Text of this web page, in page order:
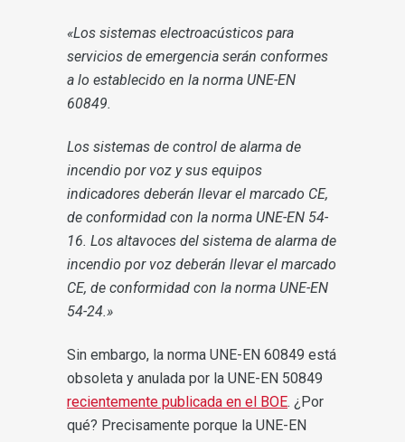
«Los sistemas electroacústicos para
servicios de emergencia serán conformes
a lo establecido en la norma UNE-EN
60849.
Los sistemas de control de alarma de
incendio por voz y sus equipos
indicadores deberán llevar el marcado CE,
de conformidad con la norma UNE-EN 54-
16. Los altavoces del sistema de alarma de
incendio por voz deberán llevar el marcado
CE, de conformidad con la norma UNE-EN
54-24.»
Sin embargo, la norma UNE-EN 60849 está
obsoleta y anulada por la UNE-EN 50849
recientemente publicada en el BOE. ¿Por
qué? Precisamente porque la UNE-EN